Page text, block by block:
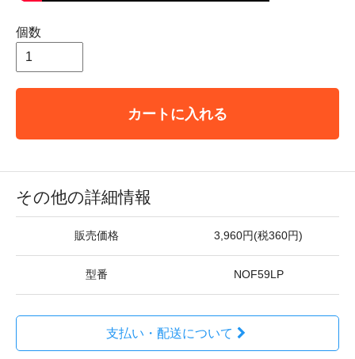
個数
カートに入れる
その他の詳細情報
販売価格 3,960円(税360円)
型番 NOF59LP
支払い・配送について